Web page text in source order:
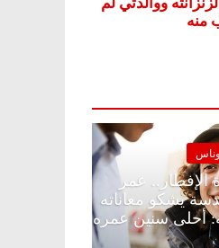
الرئيسية مصر
مقعد شاغر على مائدة
محمد علي طالب الهندسة يشكو
من الأمراض.. ووالدته: أحلى
بتضيع في السجن